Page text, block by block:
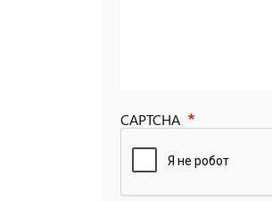
CAPTCHA